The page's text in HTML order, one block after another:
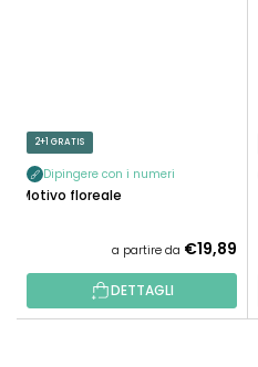
2+1 GRATIS
Dipingere con i numeri
Motivo floreale
a partire da €19,89
DETTAGLI